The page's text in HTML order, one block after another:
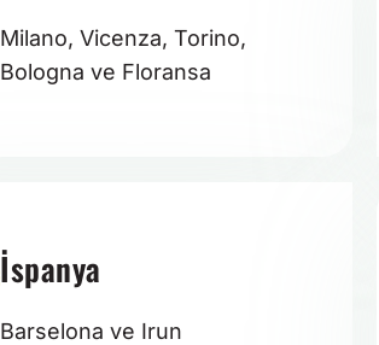
Milano, Vicenza, Torino,
Bologna ve Floransa
İspanya
Barselona ve Irun